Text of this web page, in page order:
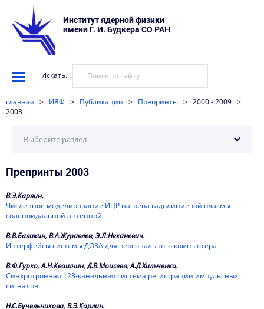
Институт ядерной физики
имени Г. И. Будкера СО РАН
Искать...
главная > ИЯФ > Публикации > Препринты > 2000 - 2009 >
2003
2026
2025
2024
2023
2021
2020
Выберите раздел
Препринты 2003
В.Э.Карлин.
Численное моделирование ИЦР нагрева гадолиниевой плазмы
соленоидальной антенной
В.В.Балакин, В.А.Журавлев, Э.Л.Неханевич.
Интерфейсы системы ДОЗА для персонального компьютера
В.Ф.Гурко, А.Н.Квашнин, Д.В.Моисеев, А.Д.Хильченко.
Синхротронная 128-канальная система регистрации импульсных
сигналов
Н.С.Бучельникова, В.Э.Карлин.